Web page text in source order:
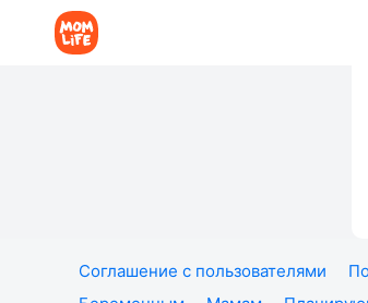
Соглашение с пользователями